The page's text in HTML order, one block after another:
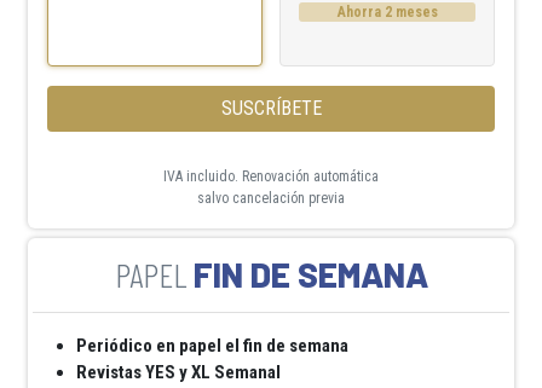
Ahorra 2 meses
SUSCRÍBETE
IVA incluido. Renovación automática
salvo cancelación previa
FIN DE SEMANA
Periódico en papel el fin de semana
Revistas YES y XL Semanal